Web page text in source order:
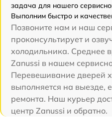
задача для нашего
Выполним быстро и
Позвоните нам и наш
проконсультирует и
холодильника. Среднее
Zanussi в нашем
Перевешивание дверей
выполняется на выезде,
ремонта. Наш курьер
центр Zanussi и обратно.